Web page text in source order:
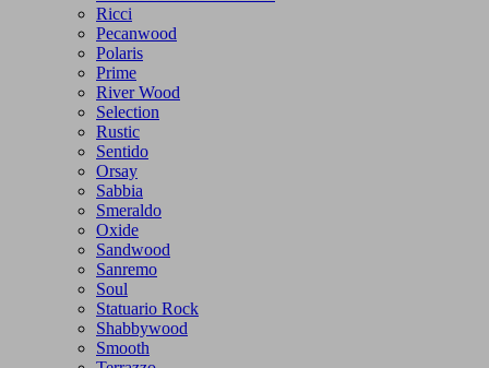
Ricci
Pecanwood
Polaris
Prime
River Wood
Selection
Rustic
Sentido
Orsay
Sabbia
Smeraldo
Oxide
Sandwood
Sanremo
Soul
Statuario Rock
Shabbywood
Smooth